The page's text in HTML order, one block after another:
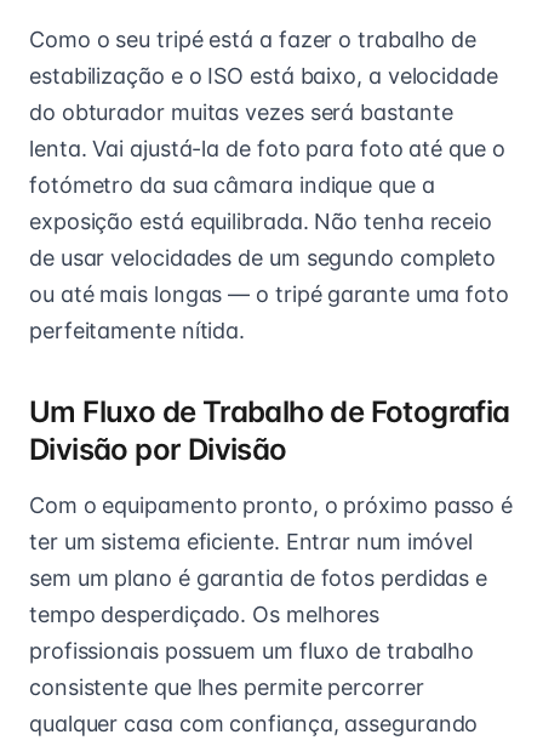
Como o seu tripé está a fazer o trabalho de
estabilização e o ISO está baixo, a velocidade
do obturador muitas vezes será bastante
lenta. Vai ajustá-la de foto para foto até que o
fotómetro da sua câmara indique que a
exposição está equilibrada. Não tenha receio
de usar velocidades de um segundo completo
ou até mais longas — o tripé garante uma foto
perfeitamente nítida.
Um Fluxo de Trabalho de Fotografia
Divisão por Divisão
Com o equipamento pronto, o próximo passo é
ter um sistema eficiente. Entrar num imóvel
sem um plano é garantia de fotos perdidas e
tempo desperdiçado. Os melhores
profissionais possuem um fluxo de trabalho
consistente que lhes permite percorrer
qualquer casa com confiança, assegurando